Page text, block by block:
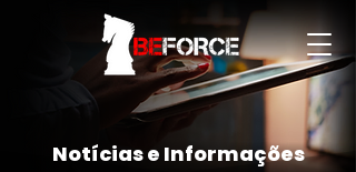
Notícias e Informações